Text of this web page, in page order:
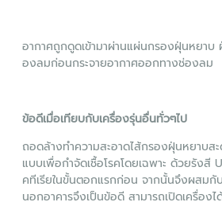
อากาศถูกดูดเข้ามาผ่านแผ่นกรองฝุ่นหยาบ
องลมก่อนกระจายอากาศออกทางช่องลม
ข้อดีเมื่อเทียบกับเครื่องรุ่นอื่นทั่วๆไป
ถอดล้างทำความสะอาดไส้กรองฝุ่นหยาบ
แบบเพื่อกำจัดเชื้อโรคโดยเฉพาะ ด้วยรัง
คทีเรียในขั้นตอกแรกก่อน จากนั้นจึงผสมกั
นอกอาคารจึงเป็นข้อดี สามารถเปิดเครื่อ